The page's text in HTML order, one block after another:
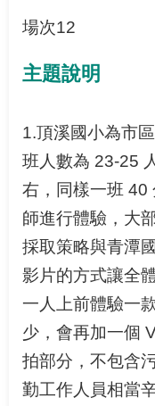
載
區
年
果
專
區
回
網
導
場次12
主題說明
1.頂溪國小為市
班人數為 23-25
右，同樣一班 40
師進行體驗，大
採取策略與青潭
影片的方式讓全
一人上前體驗一
少，會再加一個
拍部分，不包含
勤工作人員相當